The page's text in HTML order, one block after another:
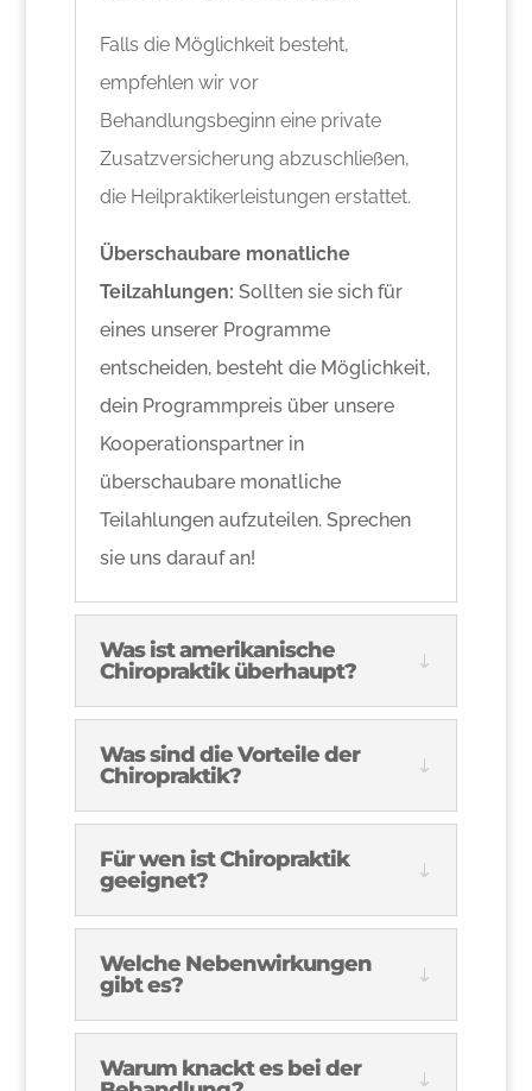
Falls die Möglichkeit besteht,
empfehlen wir vor
Behandlungsbeginn eine private
Zusatzversicherung abzuschließen,
die Heilpraktikerleistungen erstattet.
Überschaubare monatliche
Teilzahlungen: Sollten sie sich für
eines unserer Programme
entscheiden, besteht die Möglichkeit,
dein Programmpreis über unsere
Kooperationspartner in
überschaubare monatliche
Teilahlungen aufzuteilen. Sprechen
sie uns darauf an!
Was ist amerikanische
Chiropraktik überhaupt?
Was sind die Vorteile der
Chiropraktik?
Für wen ist Chiropraktik
geeignet?
Welche Nebenwirkungen
gibt es?
Warum knackt es bei der